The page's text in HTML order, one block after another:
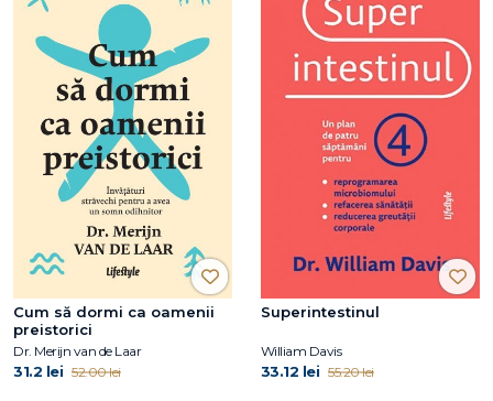
Cum să dormi ca oamenii
preistorici
Dr. Merijn van de Laar
31.2 lei 52.00 lei
Superintestinul
William Davis
33.12 lei 55.20 lei